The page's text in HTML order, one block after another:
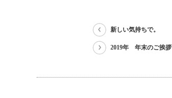
新しい気持ちで。
2019年 年末のご挨拶